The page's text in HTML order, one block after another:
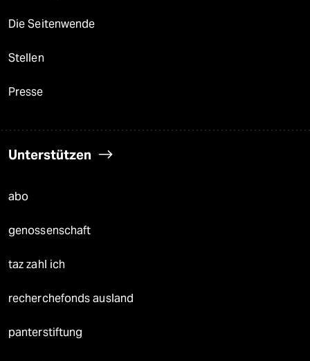
Die Seitenwende
Stellen
Presse
Unterstützen
abo
genossenschaft
taz zahl ich
recherchefonds ausland
panterstiftung